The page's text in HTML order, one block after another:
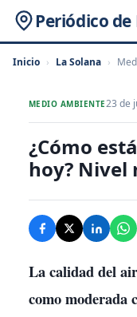
Periódico de
Inicio › La Solana ›
MEDIO AMBIENTE23 de
¿Cómo
hoy? Nivel
La calidad del
comomoderada